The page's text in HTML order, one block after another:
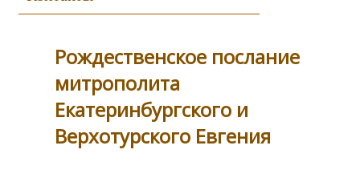
Рождественское послание
митрополита
Екатеринбургского и
Верхотурского Евгения